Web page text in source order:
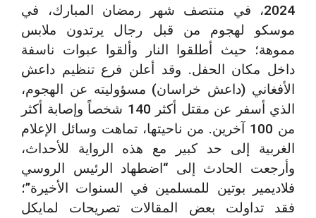
2024، في منتصف شهر رمضان المبارك، في
موسكو لهجوم من قبل رجال يرتدون ملابس
مموهة؛ حيث أطلقوا النار وألقوا عبوات ناسفة
داخل مكان الحفل. وقد أعلن فرع تنظيم داعش
الأفغاني (داعش خراسان) مسؤوليته عن الهجوم،
الذي أسفر عن مقتل أكثر 140 شخصاً وإصابة أكثر
من 100 آخرين. من ناحيتها، تماهت وسائل الإعلام
الغربية إلى حد كبير مع هذه الرواية للأحداث،
وأرجعت الحادث إلى “اضطهاد الرئيس الروسي
فلاديمير بوتين للمسلمين في السنوات الأخيرة”؛
فقد تداولت بعض المقالات تصريحات لمايكل